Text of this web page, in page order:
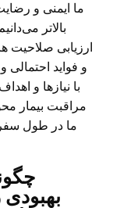
بالاتر
ارزیابی صلاحیت
و فواید
با نیازها و
مراقبت بیمار
ما در طول سفر
بهبودی